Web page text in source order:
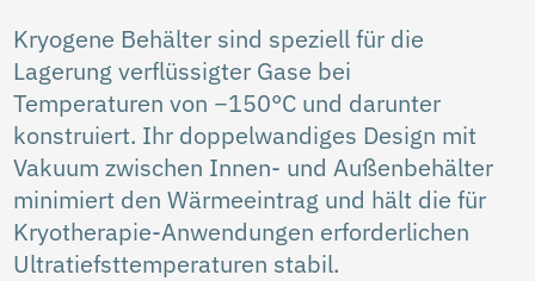
Kryogene Behälter sind speziell für die
Lagerung verflüssigter Gase bei
Temperaturen von −150°C und darunter
konstruiert. Ihr doppelwandiges Design mit
Vakuum zwischen Innen- und Außenbehälter
minimiert den Wärmeeintrag und hält die für
Kryotherapie-Anwendungen erforderlichen
Ultratiefsttemperaturen stabil.